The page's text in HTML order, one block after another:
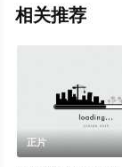
相关推荐
正片